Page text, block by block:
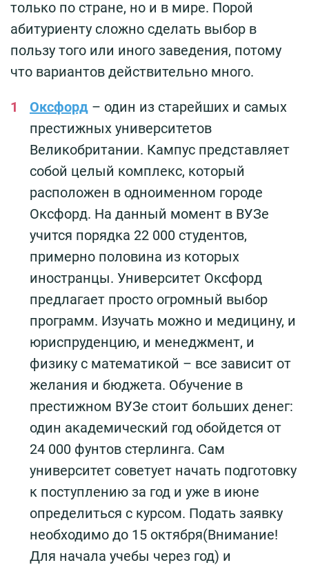
только по стране, но и в мире. Порой
абитуриенту сложно сделать выбор в
пользу того или иного заведения, потому
что вариантов действительно много.
Оксфорд – один из старейших и самых
престижных университетов
Великобритании. Кампус представляет
собой целый комплекс, который
расположен в одноименном городе
Оксфорд. На данный момент в ВУЗе
учится порядка 22 000 студентов,
примерно половина из которых
иностранцы. Университет Оксфорд
предлагает просто огромный выбор
программ. Изучать можно и медицину, и
юриспруденцию, и менеджмент, и
физику с математикой – все зависит от
желания и бюджета. Обучение в
престижном ВУЗе стоит больших денег:
один академический год обойдется от
24 000 фунтов стерлинга. Сам
университет советует начать подготовку
к поступлению за год и уже в июне
определиться с курсом. Подать заявку
необходимо до 15 октября(Внимание!
Для начала учебы через год) и